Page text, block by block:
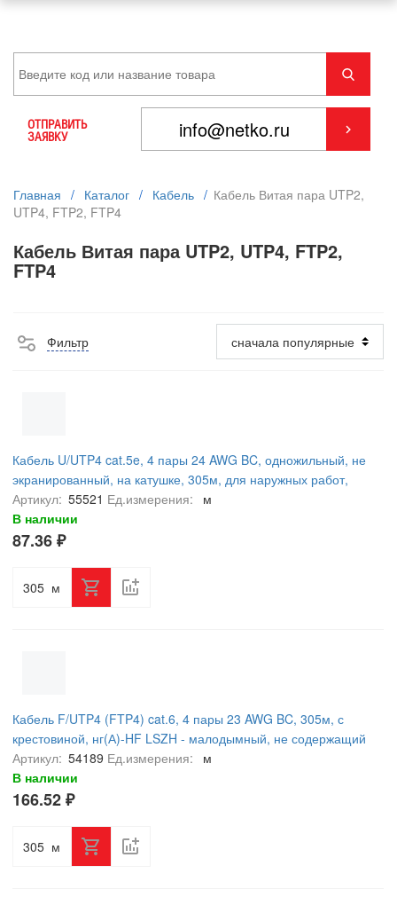
ОТПРАВИТЬ
ЗАЯВКУ
Главная / Каталог / Кабель / Кабель Витая пара UTP2,
UTP4, FTP2, FTP4
Кабель Витая пара UTP2, UTP4, FTP2,
FTP4
Фильтр
Кабель U/UTP4 cat.5e, 4 пары 24 AWG BC, одножильный, не
экранированный, на катушке, 305м, для наружных работ,
FLUKE TEST, NETKO Expert
Артикул: 55521 Ед.измерения:
м
В наличии
87.36 ₽
м
Кабель F/UTP4 (FTP4) cat.6, 4 пары 23 AWG BC, 305м, с
крестовиной, нг(А)-HF LSZH - малодымный, не содержащий
галогенов; фиолетовый; одножильный, FLUKE TEST, NETKO
Expert СКС
Артикул: 54189 Ед.измерения:
м
В наличии
166.52 ₽
м